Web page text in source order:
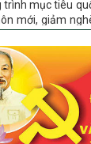
kinh tế – xã
thiểu số và
số 22-CT/TU
thực hiện
gia xây dựng
bền vững và
hội vùng đồng
núi giai